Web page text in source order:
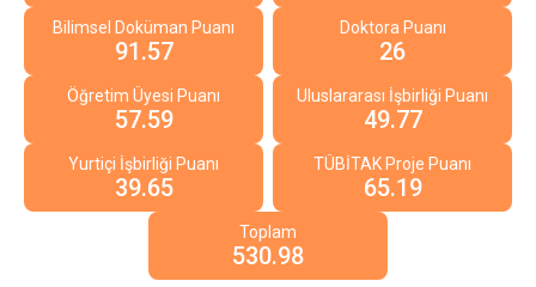
Bilimsel Doküman Puanı
91.57
Doktora Puanı
26
Öğretim Üyesi Puanı
57.59
Uluslararası İşbirliği Puanı
49.77
Yurtiçi İşbirliği Puanı
39.65
TÜBİTAK Proje Puanı
65.19
Toplam
530.98